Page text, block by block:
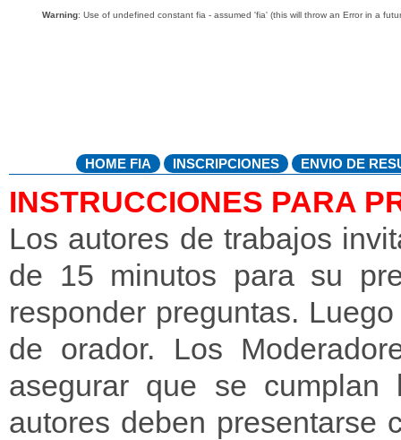
Warning: Use of undefined constant fia - assumed 'fia' (this will throw an Error in a
HOME FIA INSCRIPCIONES ENVIO DE
INSTRUCCIONES PARA
Los autores de trabajos
de 15 minutos para su
responder preguntas.
de orador. Los
asegurar que se cumplan
autores deben presentarse